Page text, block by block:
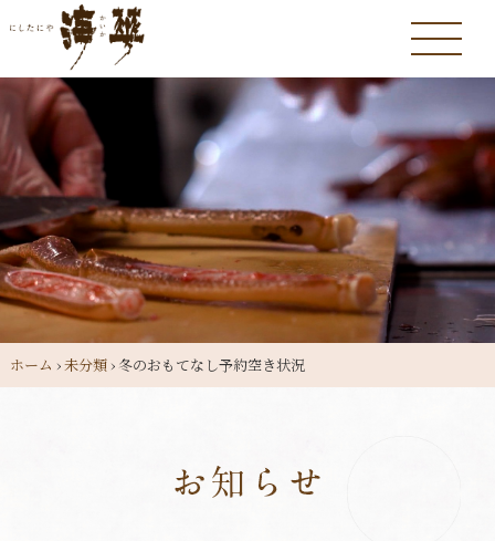
ホーム ›未分類›冬のおもてなし予約空き状況